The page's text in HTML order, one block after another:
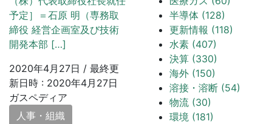
予定］＝石原 明（専務取
締役 経営企画室及び技術
開発本部 […]
2020年4月27日 / 最終更
新日時 : 2020年4月27日
ガスペディア
人事・組織
半導体 (128)
更新情報 (118)
水素 (407)
決算 (330)
海外 (150)
溶接・溶断 (54)
物流 (30)
環境 (181)